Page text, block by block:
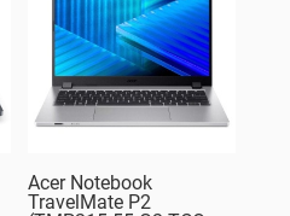
Acer Notebook
TravelMate P2